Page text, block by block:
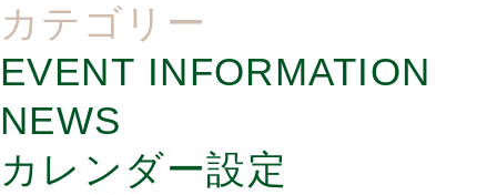
カテゴリー
EVENT INFORMATION
NEWS
カレンダー設定